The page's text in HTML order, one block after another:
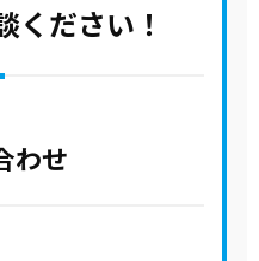
ください！
わせ